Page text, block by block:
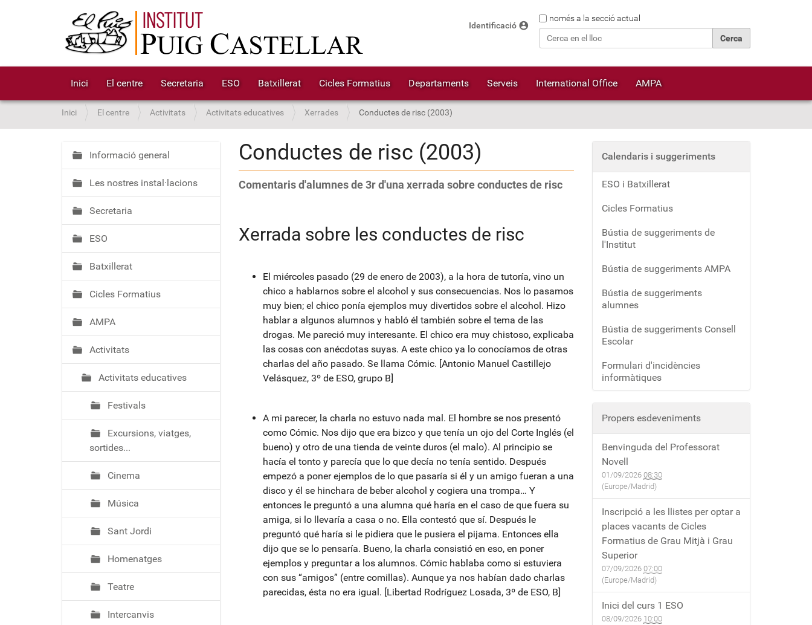
Cercanomés a la secció actual
Identificació account_circle
Inici El centre Secretaria ESO Batxillerat Cicles Formatius Departaments Serveis International Office AMPA
S
o
u
:
Inici El centre Activitats Activitats educatives Xerrades Conductes de risc (2003)
Conductes de risc (2003)
Comentaris d'alumnes de 3r d'una xerrada sobre conductes de risc
Xerrada sobre les conductes de risc
El miércoles pasado (29 de enero de 2003), a la hora de tutoría, vino un
chico a hablarnos sobre el alcohol y sus consecuencias. Nos lo pasamos
muy bien; el chico ponía ejemplos muy divertidos sobre el alcohol. Hizo
hablar a algunos alumnos y habló él también sobre el tema de las
drogas. Me pareció muy interesante. El chico era muy chistoso, explicaba
las cosas con anécdotas suyas. A este chico ya lo conocíamos de otras
charlas del año pasado. Se llama Cómic. [Antonio Manuel Castillejo
Velásquez, 3º de ESO, grupo B]
A mi parecer, la charla no estuvo nada mal. El hombre se nos presentó
como Cómic. Nos dijo que era bizco y que tenía un ojo del Corte Inglés (el
bueno) y otro de una tienda de veinte duros (el malo). Al principio se
hacía el tonto y parecía que lo que decía no tenía sentido. Después
empezó a poner ejemplos de lo que pasaría si él y un amigo fueran a una
disco y él se hinchara de beber alcohol y cogiera una trompa… Y
entonces le preguntó a una alumna qué haría en el caso de que fuera su
amiga, si lo llevaría a casa o no. Ella contestó que sí. Después le
preguntó qué haría si le pidiera que le pusiera el pijama. Entonces ella
dijo que se lo pensaría. Bueno, la charla consistió en eso, en poner
ejemplos y preguntar a los alumnos. Cómic hablaba como si estuviera
con sus “amigos” (entre comillas). Aunque ya nos habían dado charlas
parecidas, ésta no era igual. [Libertad Rodríguez Losada, 3º de ESO, B]
N
a
v
e
g
a
c
ó
Informació general
Les nostres instal·lacions
Secretaria
ESO
Batxillerat
Cicles Formatius
AMPA
Activitats
Activitats educatives
Festivals
Excursions, viatges,
sortides...
Cinema
Música
Sant Jordi
Homenatges
Teatre
Intercanvis
Calendaris i suggeriments
ESO i Batxillerat
Cicles Formatius
Bústia de suggeriments de
l'Institut
Bústia de suggeriments AMPA
Bústia de suggeriments
alumnes
Bústia de suggeriments Consell
Escolar
Formulari d'incidències
informàtiques
Propers esdeveniments
Benvinguda del Professorat
Novell
01/09/2026 08:30
(Europe/Madrid)
Inscripció a les llistes per optar a
places vacants de Cicles
Formatius de Grau Mitjà i Grau
Superior
07/09/2026 07:00
(Europe/Madrid)
Inici del curs 1 ESO
08/09/2026 10:00